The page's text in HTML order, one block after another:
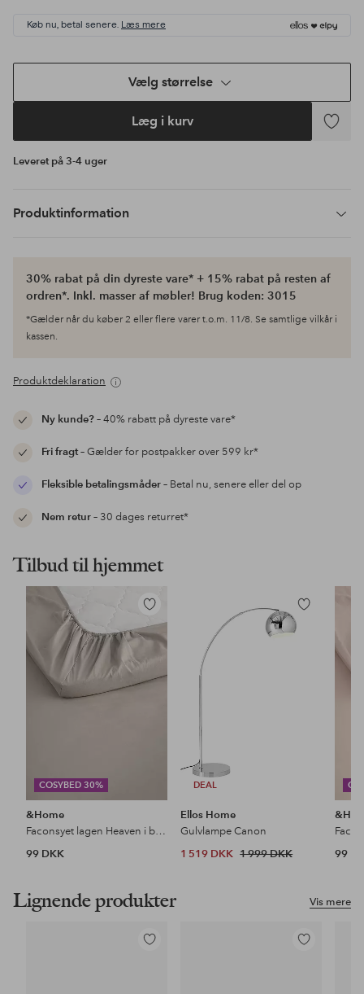
Køb nu, betal senere. Læs mere
Vælg størrelse
Læg i kurv
Tilføj
Leveret på 3-4 uger
Produktinformation
30% rabat på din dyreste vare* + 15% rabat på resten af
ordren*. Inkl. masser af møbler! Brug koden: 3015
*Gælder når du køber 2 eller flere varer t.o.m. 11/8. Se samtlige vilkår i
kassen.
Produktdeklaration
Ny kunde?– 40% rabatt på dyreste vare*
Fri fragt– Gælder for postpakker over 599 kr*
Fleksible betalingsmåder– Betal nu, senere eller del op
Nem retur– 30 dages returret*
Tilbud til hjemmet
COSYBED 30%
Tilføj
til
favoritter
&Home
Faconsyet lagen Heaven i bomuld
99 DKK
DEAL
Tilføj
til
Ellos Home
Gulvlampe Canon
1 519 DKK 1 999 DKK 99
Vis mere
Lignende produkter
Tilføj
Tilføj